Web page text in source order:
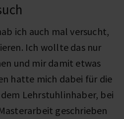
ich auch mal versucht,
Ich wollte das nur
und mir damit etwas
hatte mich dabei für die
Lehrstuhlinhaber, bei
geschrieben